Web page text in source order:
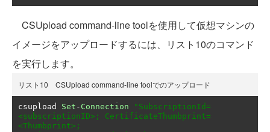
CSUpload command-line toolを使用して仮想マシンの
イメージをアップロードするには、リスト10のコマンド
を実行します。
リスト10 CSUpload command-line toolでのアップロード
csupload Set - Connection
"SubscriptionId=
<subscriptionID>; CertificateThumbprint=
<Thumbprint>;